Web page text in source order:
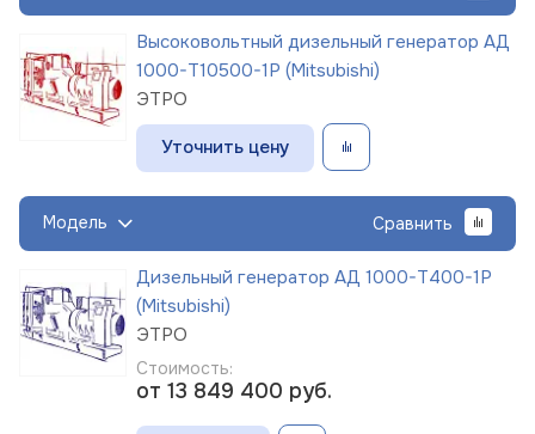
Высоковольтный дизельный генератор АД
1000-Т10500-1Р (Mitsubishi)
ЭТРО
Уточнить цену
Модель Сравнить
Дизельный генератор АД 1000-Т400-1Р
(Mitsubishi)
ЭТРО
Стоимость:
от 13 849 400 руб.